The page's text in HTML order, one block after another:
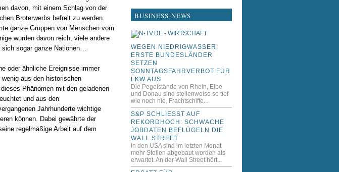
davon, mit einem Schlag von der
Broterwerbs befreit zu werden.
ganze Gruppen von Menschen vom
wurden davon reich, viele andere
sich sogar ganze Nationen…
oder ähnliche Ereignisse immer
aus den historischen
Phänomen mit den geladenen
und aus den
Jahrhunderte wichtige
können. Dabei gewährte der
regelmäßige Arbeit auf dem
BUSINESS-NEWS
WEGEN NIEDRIGWASSER:
ERSTE BUNDESLÄNDER
SETZEN
SONNTAGSFAHRVERBOT FÜR
LKW AUS
Die Pegelstände von Rhein, Elbe
und Donau sind stellenweise so tief
wie noch nie, Frachtschiffe...
S&P SCHLIESST AUF R
EKORDHOCH: SCHWACHE J
OBDATEN BEFLÜGELN DIE W
ALL STREET
In den USA sind im letzten Monat
mehr Stellen abgebaut worden als
erwartet. An der Wall Street hört...